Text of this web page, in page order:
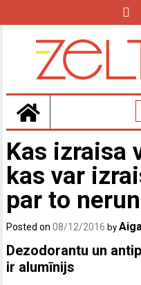
Kas izraisa
kas var
par to
Posted on08/12/2016 by
Dezodorantu un
ir alumīnijs